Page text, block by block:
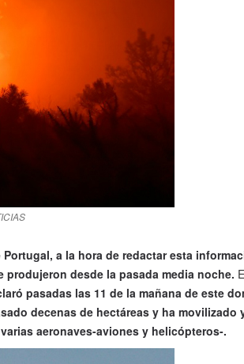
a la hora de redactar esta
desde la pasada media noche.
pasadas las 11 de la mañana de este
decenas de hectáreas y ha movilizado
aeronaves-aviones y helicópteros-.